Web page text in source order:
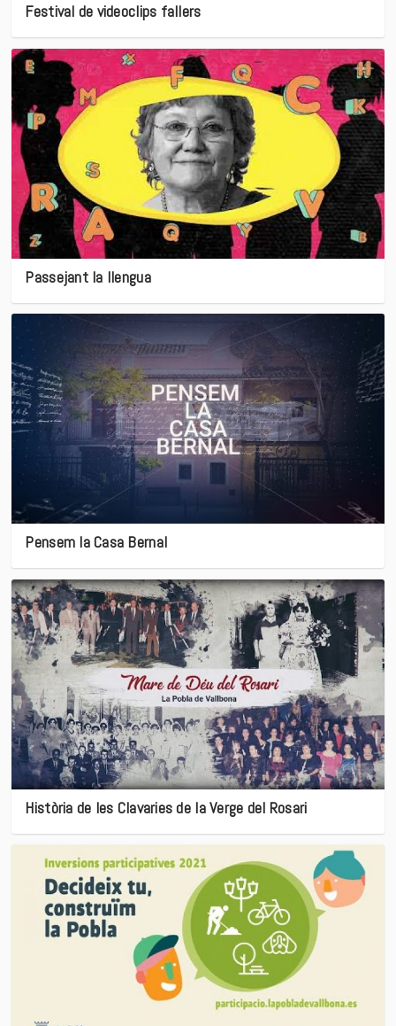
Festival de videoclips fallers
Passejant la llengua
Pensem la Casa Bernal
Història de les Clavaries de la Verge del Rosari